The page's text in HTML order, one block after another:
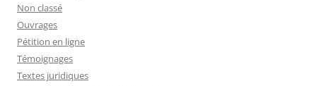
Non classé
Ouvrages
Pétition en ligne
Témoignages
Textes juridiques